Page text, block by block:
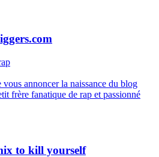
annoncer la naissance du blog
frère fanatique de rap et passionné
to kill yourself